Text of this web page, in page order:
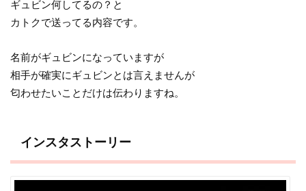
ギュビン何してるの？と
カトクで送ってる内容です。
名前がギュビンになっていますが
相手が確実にギュビンとは言えませんが
匂わせたいことだけは伝わりますね。
インスタストーリー